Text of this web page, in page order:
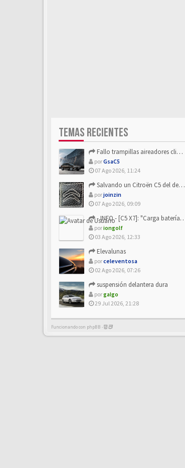
TEMAS RECIENTES
Fallo trampillas aireadores climatizador
porGsaC5
07 Ago 2026, 11:24
Salvando un Citroën C5 del desguace: Presentación y seguimiento
porjoinzin
07 Ago 2026, 09:09
- INFO - [C5 X7]: "Carga batería o alimentación eléctri...
poriongolf
03 Ago 2026, 12:33
Elevalunas
porceleventosa
02 Ago 2026, 07:26
suspensión delantera dura
porgalgo
29 Jul 2026, 21:28
Funcionando con phpBB -